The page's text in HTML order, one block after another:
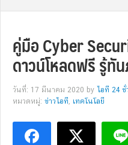
คู่มือ Cyber
ดาวน์โหลดฟรี รู้ทัน
วันที่: 17 มีนาคม 2020 by ไอที 24 ชั่
หมวดหมู่: ข่าวไอที, เทคโนโลยี